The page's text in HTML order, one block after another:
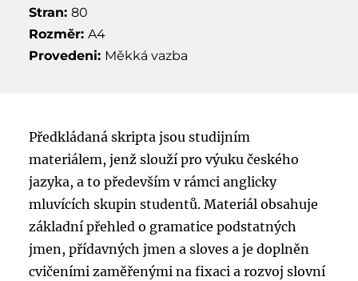
Stran: 80
Rozměr: A4
Provedeni: Měkká vazba
Předkládaná skripta jsou studijním
materiálem, jenž slouží pro výuku českého
jazyka, a to především v rámci anglicky
mluvících skupin studentů. Materiál obsahuje
základní přehled o gramatice podstatných
jmen, přídavných jmen a sloves a je doplněn
cvičeními zaměřenými na fixaci a rozvoj slovní